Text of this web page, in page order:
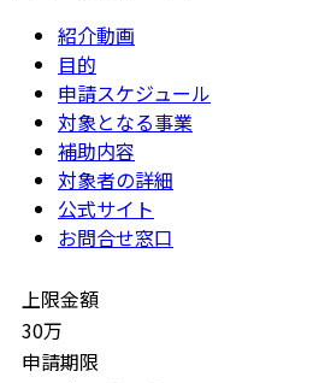
紹介動画
目的
申請スケジュール
対象となる事業
補助内容
対象者の詳細
公式サイト
お問合せ窓口
上限金額
30万
申請期限